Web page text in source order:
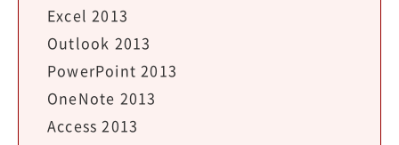
Excel 2013
Outlook 2013
PowerPoint 2013
OneNote 2013
Access 2013